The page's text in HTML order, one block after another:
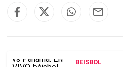
BEISBOL